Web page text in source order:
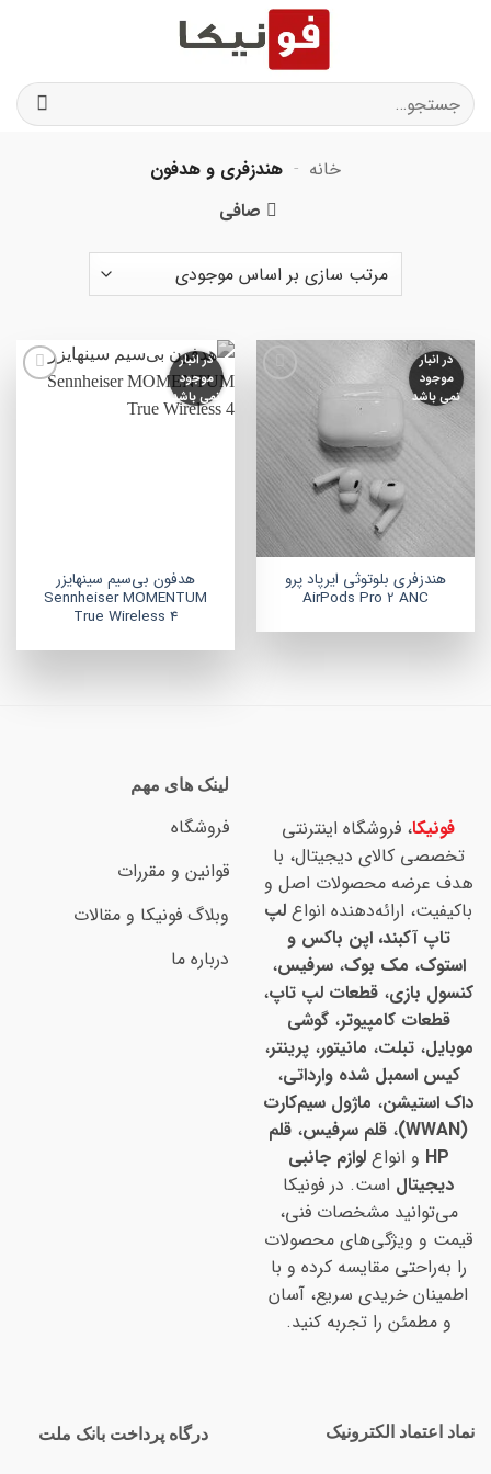
جستجو
برای:
خانه - هندزفری و هدفون
صافی
علاقه
مندی
ها
در انبار
موجود
نمی باشد
هندزفری بلوتوثی ایرپاد پرو
AirPods Pro 2 ANC
در انبار
موجود
نمی باشد
هدفون بی‌سیم سینهایزر
Sennheiser MOMENTUM
True Wireless 4
فونیکا، فروشگاه اینترنتی
تخصصی کالای دیجیتال، با
هدف عرضه محصولات اصل و
باکیفیت، ارائه‌دهنده انواع لپ
تاپ آکبند، اپن باکس و
استوک، مک بوک،سرفیس،
کنسول بازی، قطعات لپ تاپ،
قطعات کامپیوتر،گوشی
موبایل،تبلت، مانیتور،پرینتر،
کیس اسمبل شده وارداتی،
داک استیشن، ماژول سیم‌کارت
(WWAN)
، قلم سرفیس، قلم
HP و انواعلوازم جانبی
دیجیتال است. در فونیکا
می‌توانید مشخصات فنی،
قیمت و ویژگی‌های محصولات
را به‌راحتی مقایسه کرده و با
اطمینان خریدی سریع، آسان
و مطمئن را تجربه کنید.
لینک های مهم
فروشگاه
قوانین و مقررات
وبلاگ فونیکا و مقالات
درباره ما
نماد اعتماد الکترونیک درگاه پرداخت بانک ملت